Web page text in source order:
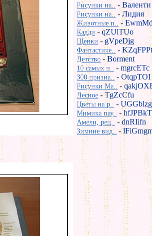
Рисунки на.. -Валенти
Рисунки на.. -Лидия
Животные п.. -
Кадди - qZUlTUo
Щенки -gVpeDjg
Фантастиче.. - KZqFPPt
Детство -Borment
10 самых п.. - mgrcETc
300 призна.. - OtqpTOI
Рисунки Ma.. -
Лесное - TgZcCfu
Цветы на р.. - UGGblzg
Мимика пау.. -hfJPBkT
Амели, рец.. - dnRIifn
Зимние вид.. -